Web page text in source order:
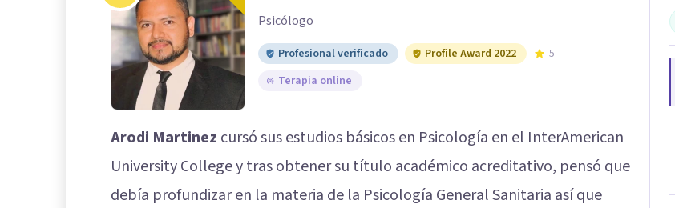
Psicólogo
Profesional verificado Profile Award 2022
5
Terapia online
Arodi Martinez cursó sus estudios básicos en Psicología en el InterAmerican
University College y tras obtener su título académico acreditativo, pensó que
debía profundizar en la materia de la Psicología General Sanitaria así que